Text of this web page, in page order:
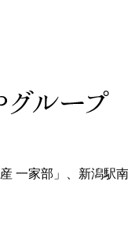
一家部」、新潟駅